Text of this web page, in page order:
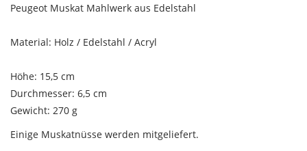
Peugeot Muskat Mahlwerk aus Edelstahl
Material: Holz / Edelstahl / Acryl
Höhe: 15,5 cm
Durchmesser: 6,5 cm
Gewicht: 270 g
Einige Muskatnüsse werden mitgeliefert.